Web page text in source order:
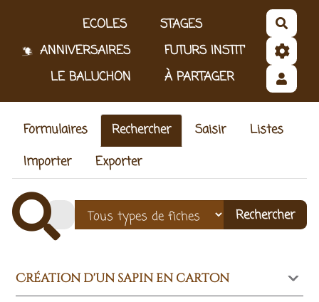
Aller au contenu principal
ECOLES
STAGES
ANNIVERSAIRES
FUTURS INSTIT'
LE BALUCHON
À PARTAGER
Formulaires Rechercher Saisir
Listes
Importer
Exporter
Création d'un sapin en carton